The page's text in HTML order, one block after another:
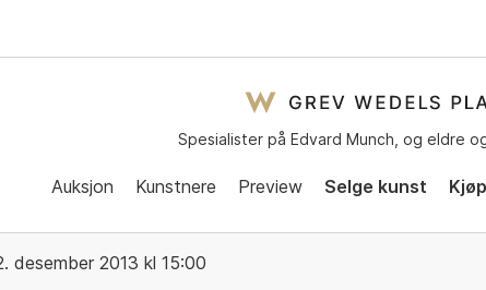
Spesialister på Edvard Munch, og eldre
Auksjon Kunstnere Preview Selge kunst
desember 2013 kl 15:00